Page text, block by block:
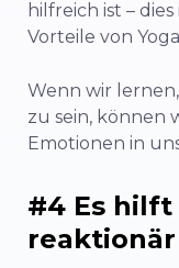
hilfreich ist –
Vorteile von
Wenn wir
zu sein, können
Emotionen in
#4 Es
reaktionär